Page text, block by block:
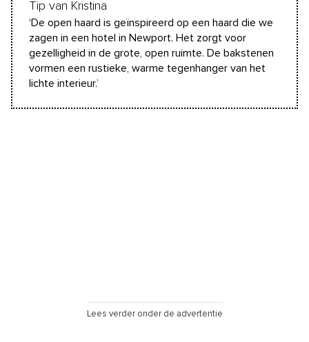
Tip van Kristina
‘De open haard is geïnspireerd op een haard die we
zagen in een hotel in Newport. Het zorgt voor
gezelligheid in de grote, open ruimte. De bakstenen
vormen een rustieke, warme tegenhanger van het
lichte interieur.’
Lees verder onder de advertentie